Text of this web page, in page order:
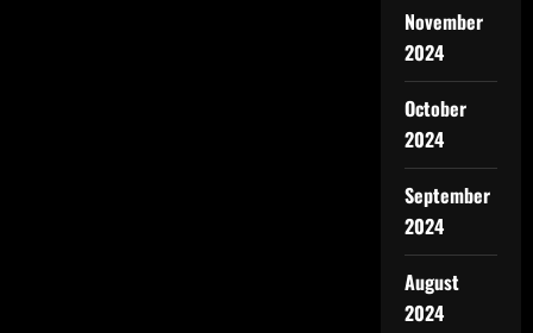
November
2024
October
2024
September
2024
August
2024